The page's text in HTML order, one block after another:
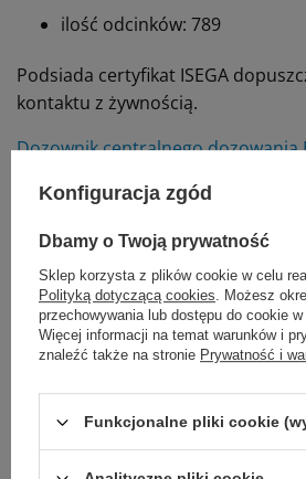
ilość odcinków: 789
Podsiada certyfikat ISEGA
kontaktu z żywnością.
Dozownik centralnego dozowania
Marka
REF
Rodzaj produktu
Proponujemy również:
Konfiguracja zgód
Dbamy o Twoją prywatność
Sklep korzysta z plików cookie w celu
Polityką dotyczącą cookies. Możesz
przechowywania lub dostępu do cookie
Więcej informacji na temat warunków i
znaleźć także na stronie Prywatność i
Funkcjonalne pliki cookie